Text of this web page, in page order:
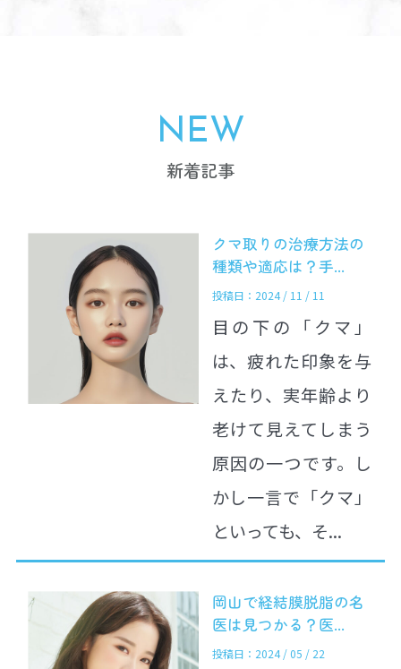
NEW
新着記事
クマ取りの治療方法の
種類や適応は？手...
投稿日：2024 / 11 / 11
目の下の「クマ」
は、疲れた印象を与
えたり、実年齢より
老けて見えてしまう
原因の一つです。し
かし一言で「クマ」
といっても、そ...
岡山で経結膜脱脂の名
医は見つかる？医...
投稿日：2024 / 05 / 22